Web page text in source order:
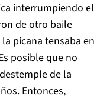
interrumpiendo el
de otro baile
picana tensaba en
posible que no
de la
Entonces,